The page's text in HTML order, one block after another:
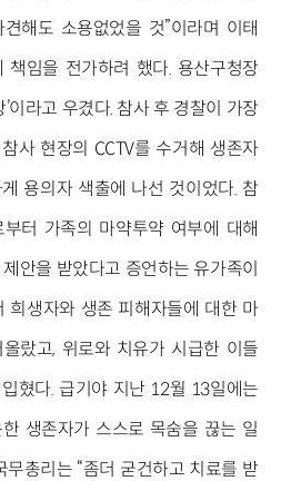
해도 소용없었을 것”이라며 이태
책임을 전가하려 했다. 용산구청장
이라고 우겼다. 참사 후 경찰이 가장
사 현장의 CCTV를 수거해 생존자
용의자 색출에 나선 것이었다. 참
터 가족의 마약투약 여부에 대해
안을 받았다고 증언하는 유가족이
희생자와 생존 피해자들에 대한 마
랐고, 위로와 치유가 시급한 이들
혔다. 급기야 지난 12월 13일에는
생존자가 스스로 목숨을 끊는 일
무총리는 “좀더 굳건하고 치료를 받